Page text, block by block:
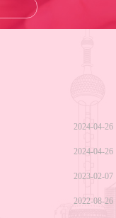
2024-04-26
2024-04-26
2023-02-07
2022-08-26